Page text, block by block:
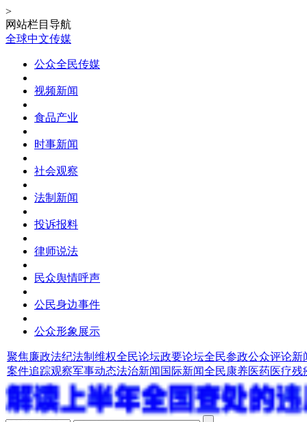
>
网站栏目导航
全球中文传媒
公众全民传媒
视频新闻
食品产业
时事新闻
社会观察
法制新闻
投诉报料
律师说法
民众舆情呼声
公民身边事件
公众形象展示
聚焦廉政法纪法制维权全民论坛政要论坛全民参政公众评论新
案件追踪观察军事动态法治新闻 国际新闻全民康养医药医疗残